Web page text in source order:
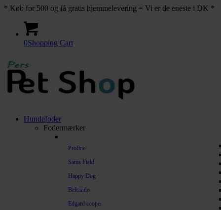
* Køb for 500 og få gratis hjemmelevering = Vi er de eneste i DK *
0Shopping Cart
Hundefoder
Fodermærker
Profine
Sams Field
Happy Dog
Belcando
Edgard cooper